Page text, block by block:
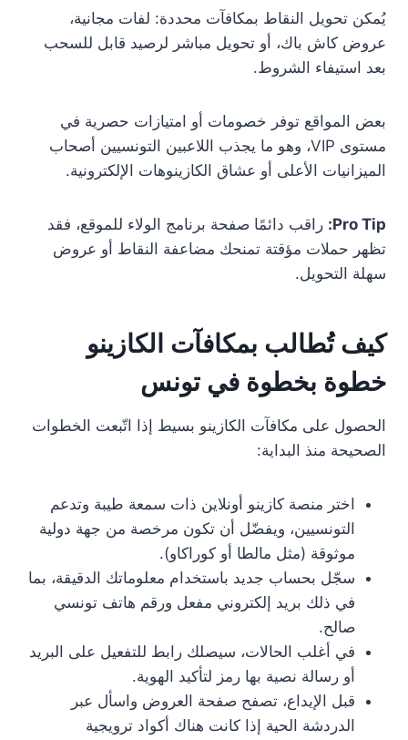
يُمكن تحويل النقاط بمكافآت محددة: لفات مجانية،
عروض كاش باك، أو تحويل مباشر لرصيد قابل للسحب
بعد استيفاء الشروط.
بعض المواقع توفر خصومات أو امتيازات حصرية في
مستوى VIP، وهو ما يجذب اللاعبين التونسيين أصحاب
الميزانيات الأعلى أو عشاق الكازينوهات الإلكترونية.
Pro Tip: راقب دائمًا صفحة برنامج الولاء للموقع، فقد
تظهر حملات مؤقتة تمنحك مضاعفة النقاط أو عروض
سهلة التحويل.
كيف تُطالب بمكافآت الكازينو
خطوة بخطوة في تونس
الحصول على مكافآت الكازينو بسيط إذا اتّبعت الخطوات
الصحيحة منذ البداية:
اختر منصة كازينو أونلاين ذات سمعة طيبة وتدعم
التونسيين، ويفضّل أن تكون مرخصة من جهة دولية
موثوقة (مثل مالطا أو كوراكاو).
سجّل بحساب جديد باستخدام معلوماتك الدقيقة، بما
في ذلك بريد إلكتروني مفعل ورقم هاتف تونسي
صالح.
في أغلب الحالات، سيصلك رابط للتفعيل على البريد
أو رسالة نصية بها رمز لتأكيد الهوية.
قبل الإيداع، تصفح صفحة العروض واسأل عبر
الدردشة الحية إذا كانت هناك أكواد ترويجية